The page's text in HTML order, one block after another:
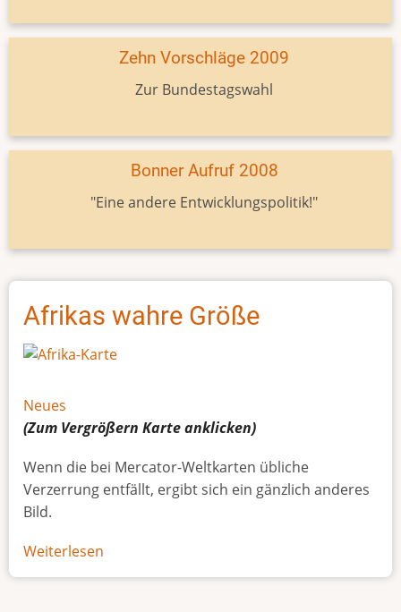
Zehn Vorschläge 2009
Zur Bundestagswahl
Bonner Aufruf 2008
"Eine andere Entwicklungspolitik!"
Afrikas wahre Größe
Neues
(Zum Vergrößern Karteanklicken)
Wenn die bei Mercator-Weltkarten übliche
Verzerrung entfällt, ergibt sich ein gänzlich anderes
Bild.
Weiterlesen
Afrikas